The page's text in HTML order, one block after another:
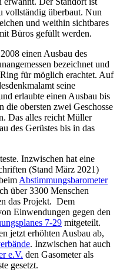
vollständig überbaut. Nun
und weithin sichtbares
Büros gefüllt werden.
einen Ausbau des
bezeichnet und
für möglich erachtet. Auf
seine
erlaubte einen Ausbau bis
obersten zwei Geschosse
Das alles reicht Müller
des Gerüstes bis in das
Inzwischen hat eine
(Stand März 2021)
Abstimmungsbarometer
über 3300 Menschen
das Projekt. Dem
Einwendungen gegen den
7-29 mitgeteilt.
jetzt erhöhten Ausbau ab,
. Inzwischen hat auch
e.V. den Gasometer als
gesetzt.